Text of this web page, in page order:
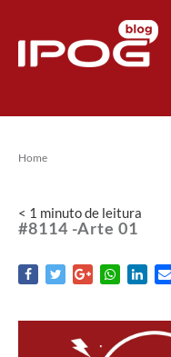
Home
< 1 minutode leitura
#8114 -Arte 01